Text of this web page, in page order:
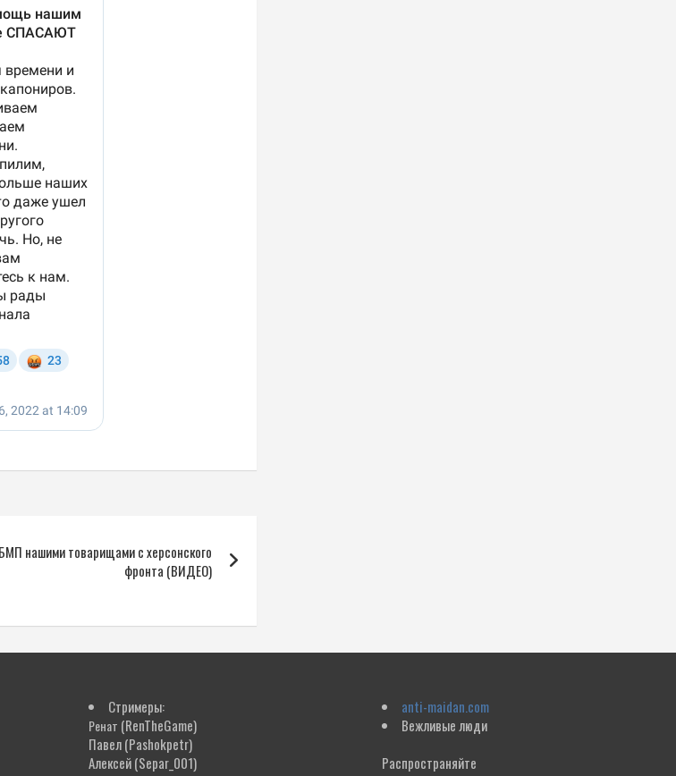
нашими товарищами с херсонского
фронта (ВИДЕО)
Стримеры:
Ренат (RenTheGame)
Павел(Pashokpetr)
Алексей(Separ_001)
anti-maidan.com
Вежливые люди
Распространяйте